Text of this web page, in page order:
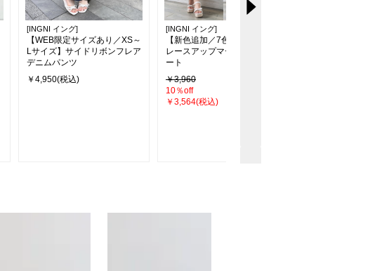
[INGNI イング]
【WEB限定サイズあり／XS～
Lサイズ】サイドリボンフレア
デニムパンツ
￥4,950(税込)
[INGNI イング]
【新色追加／7色展開】バック
レースアップマーメイドスカ
ート
￥3,960
10％off
￥3,564(税込)